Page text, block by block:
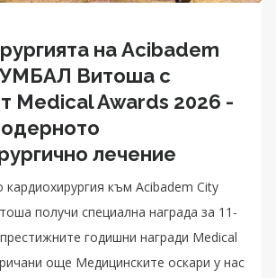
на Acibadem
УМБАЛ Витоша с
Medical Awards 2026 -
лечение
към Acibadem City
получи специална награда за 11-
годишни награди Medical
още Медицинските оскари у нас